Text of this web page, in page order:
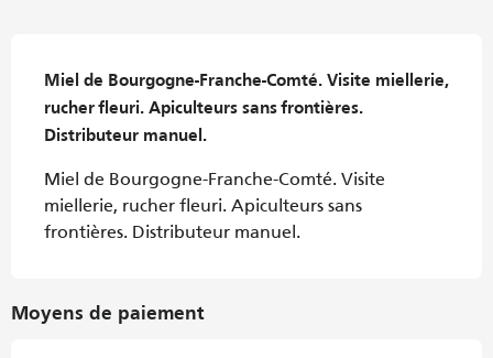
Miel de Bourgogne-Franche-Comté. Visite miellerie,
rucher fleuri. Apiculteurs sans frontières.
Distributeur manuel.
Miel de Bourgogne-Franche-Comté. Visite
miellerie, rucher fleuri. Apiculteurs sans
frontières. Distributeur manuel.
Moyens de paiement